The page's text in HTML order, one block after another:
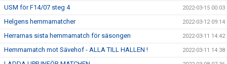
USM för F14/07 steg 4 2022-03-15 00:03
Helgens hemmamatcher 2022-03-12 09:14
Herrarnas sista hemmamatch för säsongen 2022-03-11 14:42
Hemmamatch mot Sävehof - ALLA TILL HALLEN ! 2022-03-11 14:38